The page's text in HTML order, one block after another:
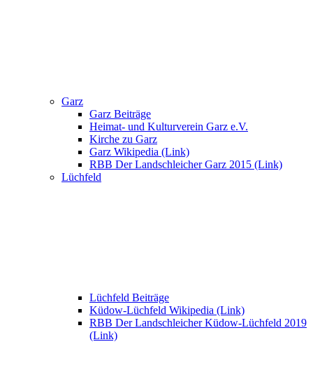
Garz
Garz Beiträge
Heimat- und Kulturverein Garz e.V.
Kirche zu Garz
Garz Wikipedia (Link)
RBB Der Landschleicher Garz 2015 (Link)
Lüchfeld
Lüchfeld Beiträge
Küdow-Lüchfeld Wikipedia (Link)
RBB Der Landschleicher Küdow-Lüchfeld 2019
(Link)